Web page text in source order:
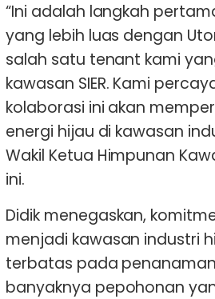
“Ini adalah langkah
yang lebih luas dengan
salah satu tenant kami
kawasan SIER. Kami
kolaborasi ini akan
energi hijau di kawasan
Wakil Ketua Himpunan
ini.
Didik menegaskan,
menjadi kawasan industri
terbatas pada
banyaknya pepohonan